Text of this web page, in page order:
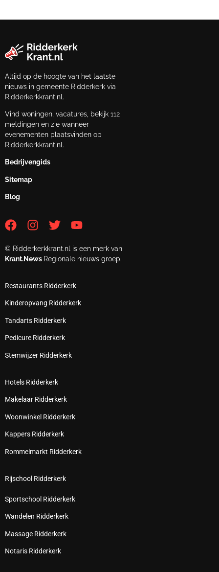
Altijd op de hoogte van het laatste
nieuws in gemeente Ridderkerk via
Ridderkerkkrant.nl.
Vind woningen, vacatures, bekijk 112
meldingen en zie wanneer
evenementen plaatsvinden op
Ridderkerkkrant.nl.
Bedrijvengids
Sitemap
Blog
© Ridderkerkkrant.nl is een merk van
Krant.News Regionale nieuws groep.
Restaurants Ridderkerk
Kinderopvang Ridderkerk
Tandarts Ridderkerk
Pedicure Ridderkerk
Stemwijzer Ridderkerk
Hotels Ridderkerk
Makelaar Ridderkerk
Woonwinkel Ridderkerk
Kappers Ridderkerk
Rommelmarkt Ridderkerk
Rijschool Ridderkerk
Sportschool Ridderkerk
Wandelen Ridderkerk
Massage Ridderkerk
Notaris Ridderkerk